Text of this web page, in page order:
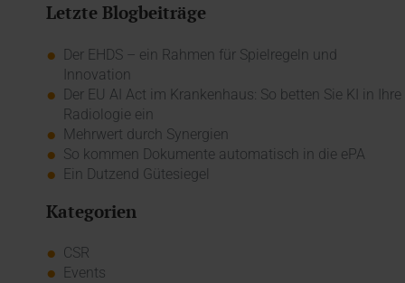
Letzte Blogbeiträge
Der EHDS – ein Rahmen für Spielregeln und
Innovation
Der EU AI Act im Krankenhaus: So betten Sie KI in Ihre
Radiologie ein
Mehrwert durch Synergien
So kommen Dokumente automatisch in die ePA
Ein Dutzend Gütesiegel
Kategorien
CSR
Events